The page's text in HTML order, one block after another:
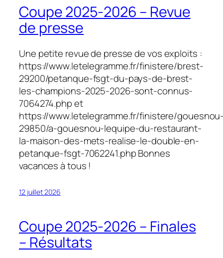
Coupe 2025-2026 – Revue
de presse
Une petite revue de presse de vos exploits :
https://www.letelegramme.fr/finistere/brest-
29200/petanque-fsgt-du-pays-de-brest-
les-champions-2025-2026-sont-connus-
7064274.php et
https://www.letelegramme.fr/finistere/
29850/a-gouesnou-lequipe-du-restaurant-
la-maison-des-mets-realise-le-double-en-
petanque-fsgt-7062241.php Bonnes
vacances à tous !
12 juillet 2026
Coupe 2025-2026 – Finales
– Résultats